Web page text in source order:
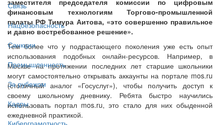
Связь
Нацбезопасность
Санкции
Промышленность
За рубежом
Кадры
Киберграмотность
финансовым технологиям Торгово-промышленной
палаты РФ Тимура Аитова, «это совершенно правильное
и давно востребованное решение».
Тем более что у подрастающего поколения уже есть опыт
использования подобных онлайн-ресурсов. Например, в
Москве на протяжении последних лет старшие школьники
могут самостоятельно открывать аккаунты на портале mos.ru
(столичный аналог «Госуслуг»), чтобы получить доступ к
своему школьному дневнику. Ребята быстро научились
использовать портал mos.ru, это стало для них обыденной
ежедневной практикой.